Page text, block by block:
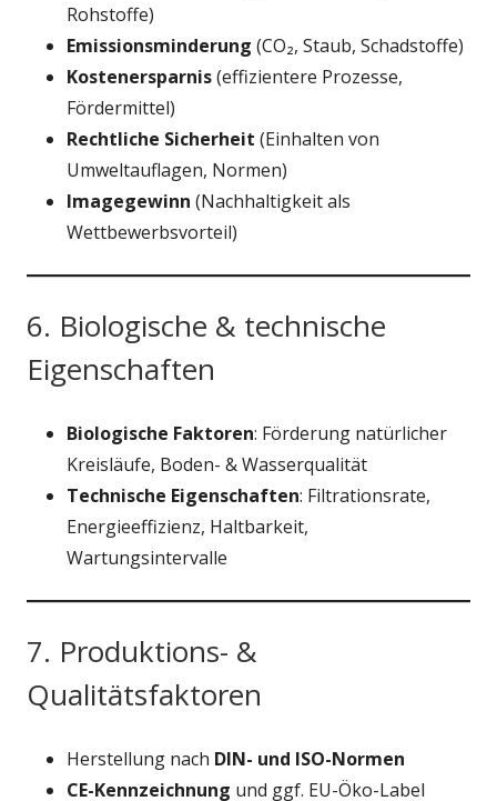
Rohstoffe)
Emissionsminderung (CO₂, Staub, Schadstoffe)
Kostenersparnis(effizientere Prozesse,
Fördermittel)
Rechtliche Sicherheit (Einhalten von
Umweltauflagen, Normen)
Imagegewinn (Nachhaltigkeit als
Wettbewerbsvorteil)
6. Biologische & technische
Eigenschaften
Biologische Faktoren: Förderung natürlicher
Kreisläufe, Boden- & Wasserqualität
Technische Eigenschaften: Filtrationsrate,
Energieeffizienz, Haltbarkeit,
Wartungsintervalle
7. Produktions- &
Qualitätsfaktoren
Herstellung nach DIN- und ISO-Normen
CE-Kennzeichnung und ggf. EU-Öko-Label